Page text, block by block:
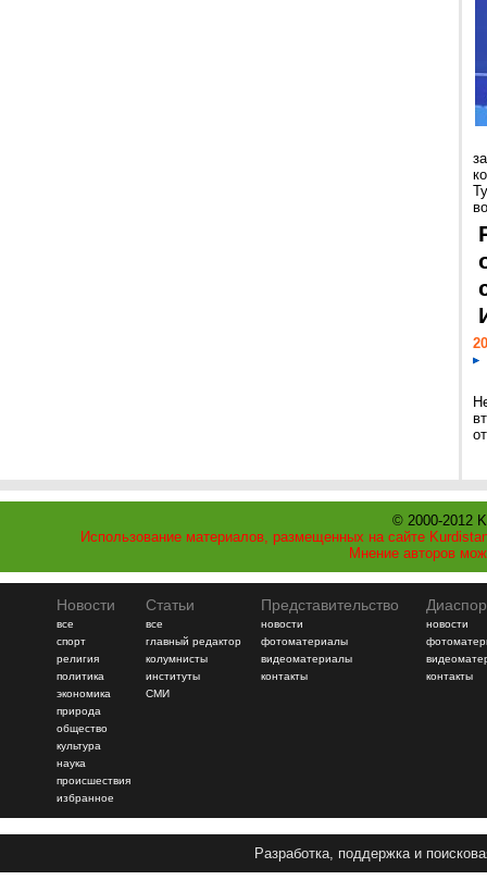
© 2000-2012
Использование материалов, размещенных на сайте
Мнение авторов
Новости
все
спорт
религия
политика
экономика
природа
общество
культура
наука
происшествия
избранное
Статьи
все
главный редактор
колумнисты
институты
СМИ
Представительство
новости
фотоматериалы
видеоматериалы
контакты
новости
контакты
Разработка, поддержка и